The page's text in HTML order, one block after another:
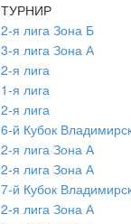
ТУРНИР
2-я лига Зона Б
3-я лига Зона А
2-я лига
1-я лига
2-я лига
6-й Кубок
2-я лига Зона А
2-я лига Зона А
7-й Кубок
2-я лига Зона А